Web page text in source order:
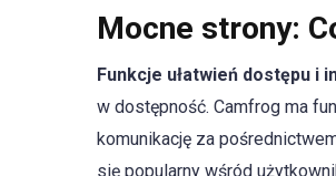
Mocne strony:
Funkcje ułatwień dostępu i
w dostępność. Camfrog ma
komunikację za
się popularny wśród